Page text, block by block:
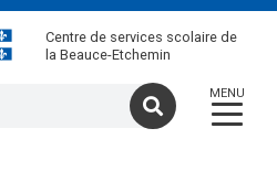
Centre de services scolaire de
la Beauce-Etchemin